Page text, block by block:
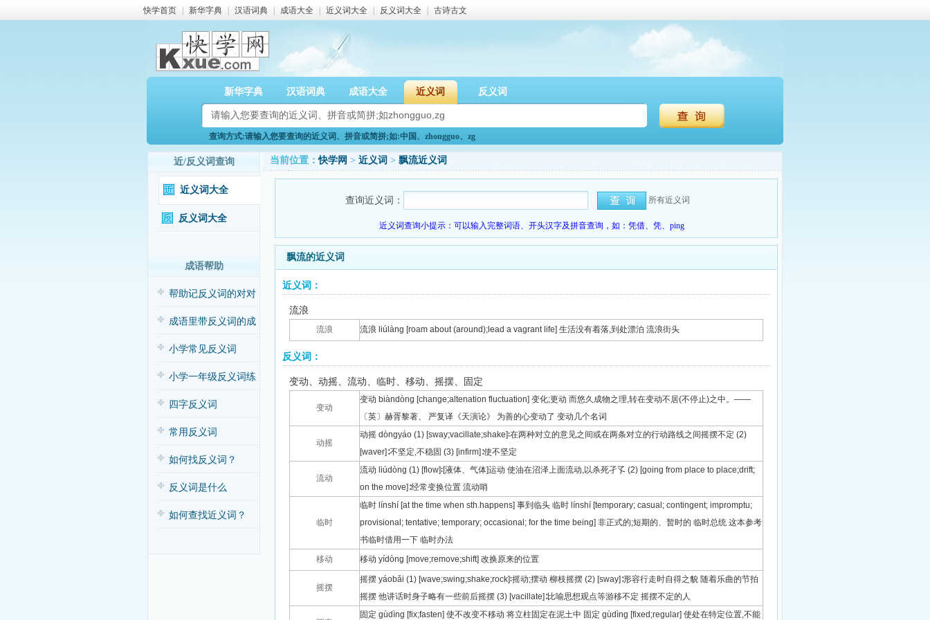
快学首页 新华字典 汉语词典 成语大全 近义词大全 反义词大全 古诗古文
新华字典 汉语词典 成语大全 近义词 反义词
查询方式:请输入您要查询的近义词、拼音或简拼;如:中国、zhongguo、zg
近/反义词查询
近义词大全
反义词大全
成语帮助
帮助记反义词的对对
子歌
成语里带反义词的成
语
小学常见反义词
小学一年级反义词练
习
四字反义词
常用反义词
如何找反义词？
反义词是什么
如何查找近义词？
当前位置：快学网 > 近义词 > 飘流近义词
查询近义词： 所有近义词
近义词查询小提示：可以输入完整词语、开头汉字及拼音查询，如：凭借、凭、ping
飘流的近义词
近义词：
流浪
流浪 流浪 liúlàng [roam about (around);lead a vagrant life] 生活没有着落,到处漂泊 流浪街头
反义词：
变动、动摇、流动、临时、移动、摇摆、固定
变动
变动 biàndòng [change;altenation fluctuation] 变化;更动 而悠久成物之理,转在变动不居(不停止)之中。——
〔英〕赫胥黎著、 严复译《天演论》 为善的心变动了 变动几个名词
动摇
动摇 dòngyáo (1) [sway;vacillate;shake]∶在两种对立的意见之间或在两条对立的行动路线之间摇摆不定 (2)
[waver]∶不坚定,不稳固 (3) [infirm]∶使不坚定
流动
流动 liúdòng (1) [flow]∶[液体、气体]运动 使油在沼泽上面流动,以杀死孑孓 (2) [going from place to place;drift;
on the move]∶经常变换位置 流动哨
临时
临时 línshí [at the time when sth.happens] 事到临头 临时 línshí [temporary; casual; contingent; impromptu;
provisional; tentative; temporary; occasional; for the time being] 非正式的;短期的、暂时的 临时总统 这本参考
书临时借用一下 临时办法
移动
移动 yídòng [move;remove;shift] 改换原来的位置
摇摆
摇摆 yáobǎi (1) [wave;swing;shake;rock]∶摇动;摆动 柳枝摇摆 (2) [sway]∶形容行走时自得之貌 随着乐曲的节拍
摇摆 他讲话时身子略有一些前后摇摆 (3) [vacillate]∶比喻思想观点等游移不定 摇摆不定的人
固定 gùdìng [fix;fasten] 使不改变不移动 将立柱固定在泥土中 固定 gùdìng [fixed;regular] 使处在特定位置,不能